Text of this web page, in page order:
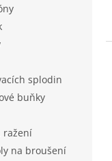
splodin
buňky
ražení
na broušení